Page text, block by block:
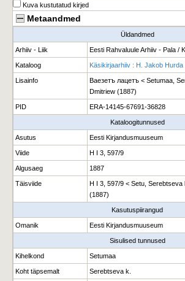
Kuva kustutatud kirjed
Metaandmed
Üldandmed
Arhiiv - Liik Eesti Rahvaluule Arhiiv - Pala /
Kataloog Käsikirjaarhiiv : H. Jakob Hurda
Lisainfo
Ваезетъ лацетъ < Setumaa,
Dmitriew (1887)
PID ERA-14145-67691-36828
Kataloogitunnused
Asutus Eesti Kirjandusmuuseum
Viide H I 3, 597/9
Algusaeg 1887
Täisviide
H I 3, 597/9 < Setu, Serebtseva
(1887)
Kasutuspiirangud
Omanik Eesti Kirjandusmuuseum
Sisulised tunnused
Kihelkond Setumaa
Koht täpsemalt Serebtseva k.